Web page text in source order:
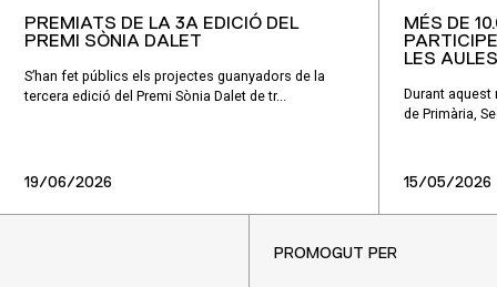
PREMIATS DE LA 3A EDICIÓ DEL
PREMI SÒNIA DALET
S’han fet públics els projectes guanyadors de la
tercera edició del Premi Sònia Dalet de tr...
19/06/2026
MÉS DE
LES
Durant aquest
de Primària,
15/05/2026
PROMOGUT PER